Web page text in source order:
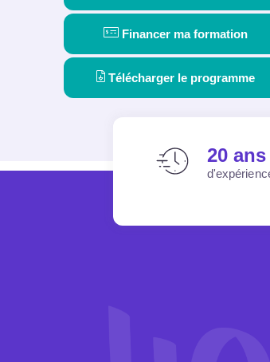
Financer ma formation
Télécharger le programme
20 ans